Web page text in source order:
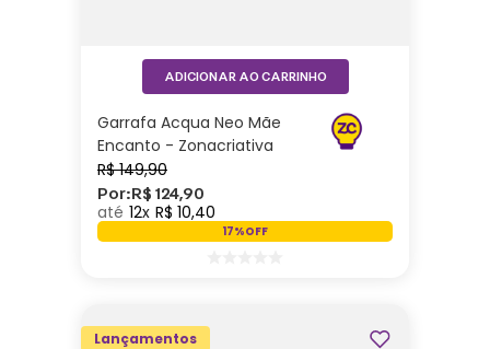
Garrafa Acqua Neo Mãe
Encanto - Zonacriativa
R$ 149,90
Por:R$ 124,90
12 R$ 10,40
17%OFF
ADICIONAR AO CARRINHO
Lançamentos